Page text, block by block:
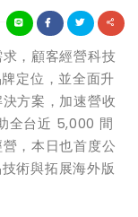
，顧客經營科技
定位，並全面升
方案，加速營收
全台近 5,000 間
，本日也首度公
術與拓展海外版